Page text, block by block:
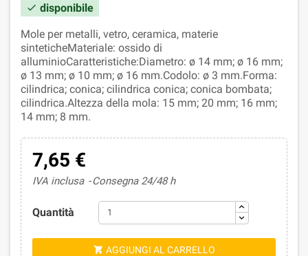
 disponibile
Mole per metalli, vetro, ceramica, materie
sinteticheMateriale: ossido di
alluminioCaratteristiche:Diametro: ø 14 mm; ø 16 mm;
ø 13 mm; ø 10 mm; ø 16 mm.Codolo: ø 3 mm.Forma:
cilindrica; conica; cilindrica conica; conica bombata;
cilindrica.Altezza della mola: 15 mm; 20 mm; 16 mm;
14 mm; 8 mm.
7,65 €
IVA inclusa Consegna 24/48 h
Quantità
 AGGIUNGI AL CARRELLO